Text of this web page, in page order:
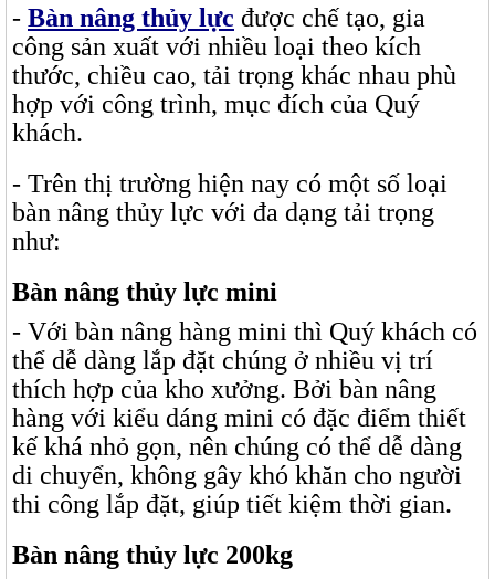
- Bàn nâng thủy lực được chế tạo, gia
công sản xuất với nhiều loại theo kích
thước, chiều cao, tải trọng khác nhau phù
hợp với công trình, mục đích của Quý
khách.
- Trên thị trường hiện nay có một số loại
bàn nâng thủy lực với đa dạng tải trọng
như:
Bàn nâng thủy lực mini
- Với bàn nâng hàng mini thì Quý khách có
thể dễ dàng lắp đặt chúng ở nhiều vị trí
thích hợp của kho xưởng. Bởi bàn nâng
hàng với kiểu dáng mini có đặc điểm thiết
kế khá nhỏ gọn, nên chúng có thể dễ dàng
di chuyển, không gây khó khăn cho người
thi công lắp đặt, giúp tiết kiệm thời gian.
Bàn nâng thủy lực 200kg